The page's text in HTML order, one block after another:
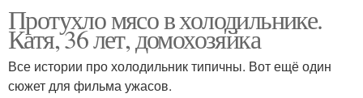
Протухло мясо в холодильнике.
Катя, 36 лет, домохозяйка
Все истории про холодильник типичны. Вот ещё один
сюжет для фильма ужасов.